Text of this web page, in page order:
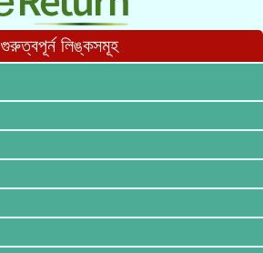
গুরুত্বপূর্ন লিঙ্কসমূহ